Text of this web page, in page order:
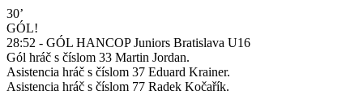
30’
GÓL!
28:52 - GÓL HANCOP Juniors Bratislava U16
Gól hráč s číslom 33 Martin Jordan.
Asistencia hráč s číslom 37 Eduard Krainer.
Asistencia hráč s číslom 77 Radek Kočařík.